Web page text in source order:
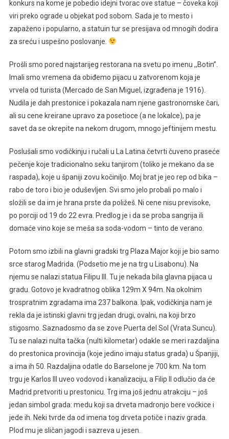
konkurs na kome je pobedio idejni tvorac ove statue – čoveka koji
viri preko ograde u objekat pod sobom. Sada je to mesto i
zapaženo i popularno, a statuin tur se presijava od mnogih dodira
za sreću i uspešno poslovanje.
Prošli smo pored najstarijeg restorana na svetu po imenu ,,Botin’’.
Imali smo vremena da obiđemo pijacu u zatvorenom koja je
vrvela od turista (Mercado de San Miguel, izgrađena je 1916).
Nudila je dah prestonice i pokazala nam njene gastronomske čari,
ali su cene kreirane upravo za posetioce (a ne lokalce), pa je
savet da se okrepite na nekom drugom, mnogo jeftinijem mestu.
Poslušali smo vodičkinju i ručali u La Latina četvrti čuveno praseće
pečenje koje tradicionalno seku tanjirom (toliko je mekano da se
raspada), koje u španiji zovu kočiniljo. Moj brat je jeo rep od bika –
rabo de toro i bio je oduševljen. Svi smo jelo probali po malo i
složili se da im je hrana prste da poližeš. Ni cene nisu previsoke,
po porciji od 19 do 22 evra. Predlog je i da se proba sangrija ili
domaće vino koje se meša sa soda-vodom – tinto de verano.
Potom smo izbili na glavni gradski trg Plaza Major koji je bio samo
srce starog Madrida. (Podsetio me je na trg u Lisabonu). Na
njemu se nalazi statua Filipu III. Tu je nekada bila glavna pijaca u
gradu. Gotovo je kvadratnog oblika 129m X 94m. Na okolnim
trospratnim zgradama ima 237 balkona. Ipak, vodičkinja nam je
rekla da je istinski glavni trg jedan drugi, ovalni, na koji brzo
stigosmo. Saznadosmo da se zove Puerta del Sol (Vrata Suncu).
Tu se nalazi nulta tačka (nulti kilometar) odakle se meri razdaljina
do prestonica provincija (koje jedino imaju status grada) u Španjiji,
a ima ih 50. Razdaljina odatle do Barselone je 700 km. Na tom
trgu je Karlos III uveo vodovod i kanalizaciju, a Filip II odlučio da će
Madrid pretvoriti u prestonicu. Trg ima još jednu atrakciju – još
jedan simbol grada: medu koji sa drveta madronjo bere voćkice i
jede ih. Neki tvrde da od imena tog drveta potiče i naziv grada.
Plod mu je sličan jagodi i sazreva u jesen.